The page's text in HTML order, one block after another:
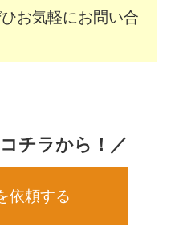
お気軽にお問い合
チラから！／
依頼する